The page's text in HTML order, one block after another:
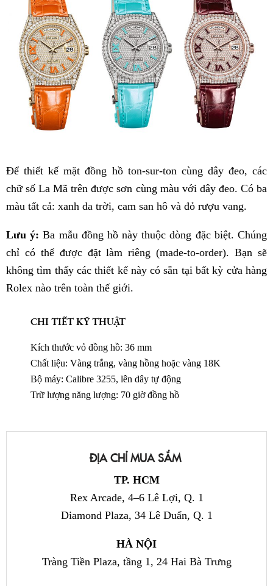
Để thiết kế mặt đồng hồ ton-sur-ton cùng dây đeo, các
chữ số La Mã trên được sơn cùng màu với dây đeo. Có ba
màu tất cả: xanh da trời, cam san hô và đỏ rượu vang.
Lưu ý: Ba mẫu đồng hồ này thuộc dòng đặc biệt. Chúng
chỉ có thể được đặt làm riêng (made-to-order). Bạn sẽ
không tìm thấy các thiết kế này có sẵn tại bất kỳ cửa hàng
Rolex nào trên toàn thế giới.
CHI TIẾT KỸ THUẬT
Kích thước vỏ đồng hồ: 36 mm
Chất liệu: Vàng trắng, vàng hồng hoặc vàng 18K
Bộ máy: Calibre 3255, lên dây tự động
Trữ lượng năng lượng: 70 giờ đồng hồ
ĐỊA CHỈ MUA SẮM
TP. HCM
Rex Arcade, 4–6 Lê Lợi, Q. 1
Diamond Plaza, 34 Lê Duẩn, Q. 1
HÀ NỘI
Tràng Tiền Plaza, tầng 1, 24 Hai Bà Trưng